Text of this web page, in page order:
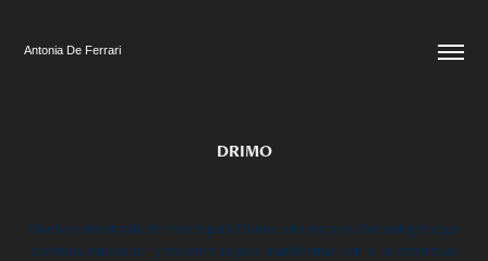
Antonia De Ferrari
DRIMO
Diseño y desarrollo de marca para Drimo, una empresa tecnológica que
combina innovación y excelencia para transformar cómo las empresas